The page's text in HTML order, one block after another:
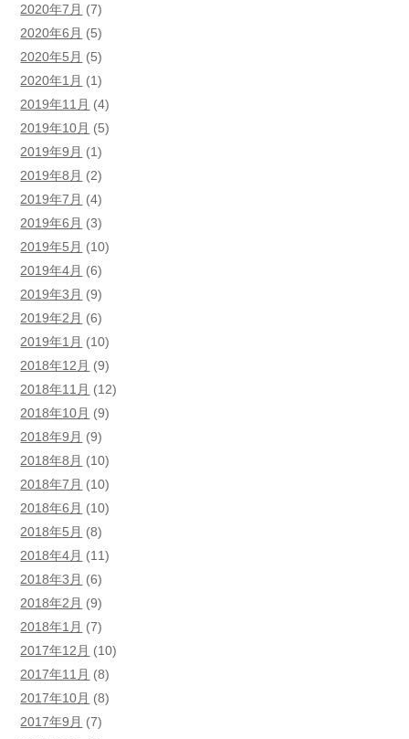
2020年7月 (7)
2020年6月 (5)
2020年5月 (5)
2020年1月 (1)
2019年11月 (4)
2019年10月 (5)
2019年9月 (1)
2019年8月 (2)
2019年7月 (4)
2019年6月 (3)
2019年5月 (10)
2019年4月 (6)
2019年3月 (9)
2019年2月 (6)
2019年1月 (10)
2018年12月 (9)
2018年11月 (12)
2018年10月 (9)
2018年9月 (9)
2018年8月 (10)
2018年7月 (10)
2018年6月 (10)
2018年5月 (8)
2018年4月 (11)
2018年3月 (6)
2018年2月 (9)
2018年1月 (7)
2017年12月 (10)
2017年11月 (8)
2017年10月 (8)
2017年9月 (7)